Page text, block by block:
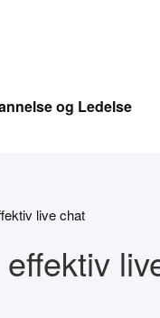
og Ledelse
live chat